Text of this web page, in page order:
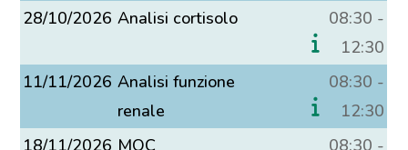
28/10/2026 Analisi cortisolo
08:30 -
12:30
11/11/2026 Analisi funzione
renale
08:30 -
12:30
18/11/2026 MOC
08:30 -